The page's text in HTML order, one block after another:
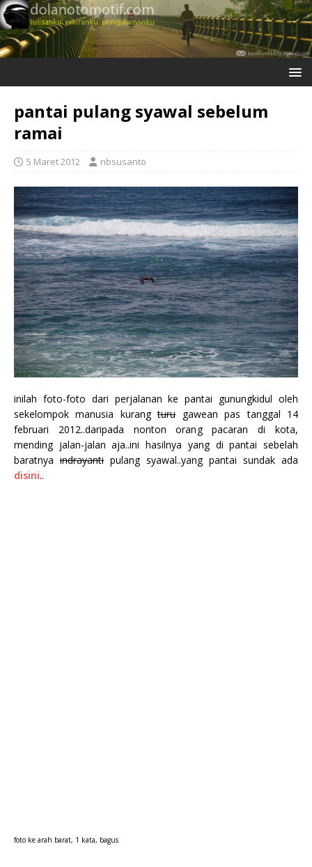
pantai pulang syawal sebelum
ramai
5 Maret 2012 nbsusanto
inilah foto-foto dari perjalanan ke pantai gunungkidul oleh
sekelompok manusia kurangturugawean pas tanggal 14
februari 2012..daripada nonton orang pacaran di kota,
mending jalan-jalan aja..ini hasilnya yang di pantai sebelah
baratnya indrayanti pulang syawal..yang pantai sundak ada
disini..
foto ke arah barat, 1 kata, bagus